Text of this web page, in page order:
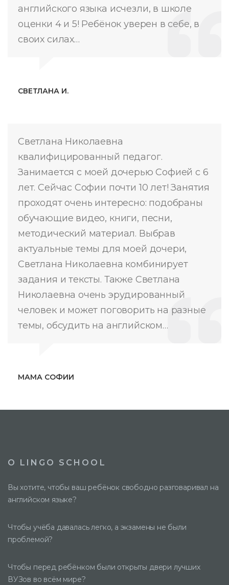
английского языка исчезли, в школе
оценки 4 и 5! Ребёнок уверен в себе, в
своих силах…
СВЕТЛАНА И.
Светлана Николаевна
квалифицированный педагог.
Занимается с моей дочерью Софией с 6
лет. Сейчас Софии почти 10 лет! Занятия
проходят очень интересно: подобраны
обучающие видео, книги, песни,
методический материал. Выбрав
актуальные темы для моей дочери,
Светлана Николаевна комбинирует
задания и тексты. Также Светлана
Николаевна очень эрудированный
человек и может поговорить на разные
темы, обсудить на английском…
МАМА СОФИИ
О LINGO SCHOOL
Вы хотите, чтобы ваш ребёнок свободно разговаривал на
английском языке?
Чтобы учёба давалась легко, а экзамены не были
проблемой?
Чтобы перед ребёнком были открыты двери лучших
ВУЗов во всём мире?